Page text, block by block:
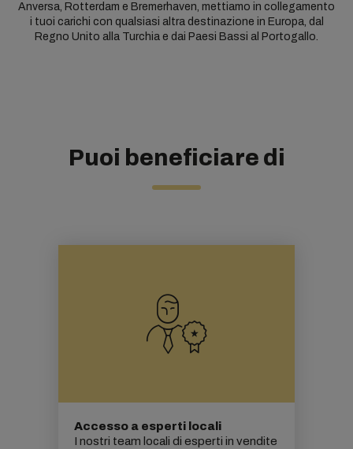
Anversa, Rotterdam e Bremerhaven, mettiamo in collegamento
i tuoi carichi con qualsiasi altra destinazione in Europa, dal
Regno Unito alla Turchia e dai Paesi Bassi al Portogallo.
Puoi beneficiare di
Accesso a esperti locali
I nostri team locali di esperti in vendite